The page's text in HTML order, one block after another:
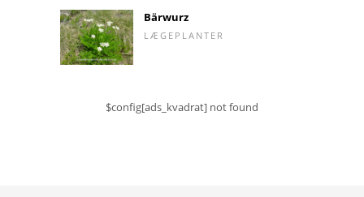
Bärwurz
LÆGEPLANTER
$config[ads_kvadrat] not found